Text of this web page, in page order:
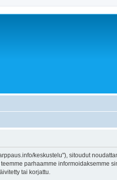
keskustelu"), sitoudut
parhaamme informoidaksemme
tai korjattu.